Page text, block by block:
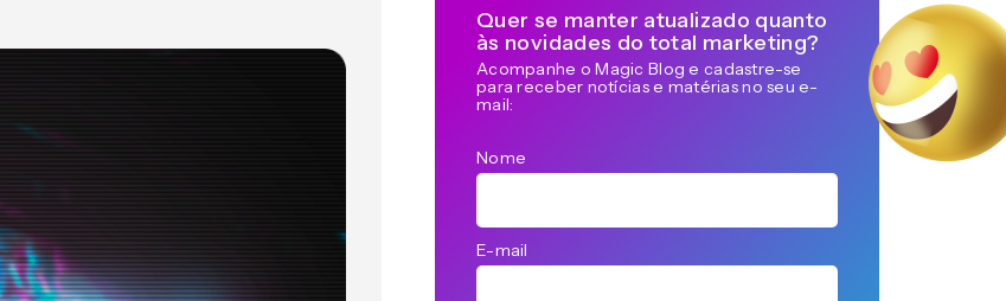
Quer se manter atualizado quanto
às novidades do total marketing?
Acompanhe o Magic Blog e cadastre-se
para receber notícias e matérias no seu e-
mail:
Nome
E-mail